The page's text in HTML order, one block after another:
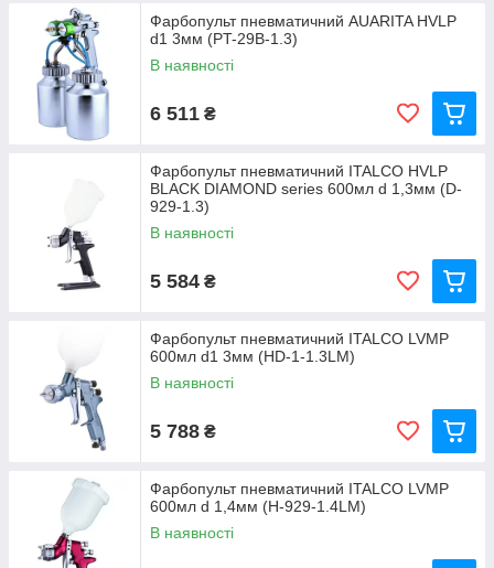
Фарбопульт пневматичний AUARITA HVLP
d1 3мм (PT-29B-1.3)
В наявності
6 511 ₴
Фарбопульт пневматичний ITALCO HVLP
BLACK DIAMOND series 600мл d 1,3мм (D-
929-1.3)
В наявності
5 584 ₴
Фарбопульт пневматичний ITALCO LVMP
600мл d1 3мм (HD-1-1.3LM)
В наявності
5 788 ₴
Фарбопульт пневматичний ITALCO LVMP
600мл d 1,4мм (H-929-1.4LM)
В наявності